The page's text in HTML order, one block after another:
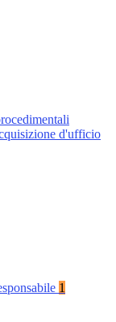
d'ufficio
1